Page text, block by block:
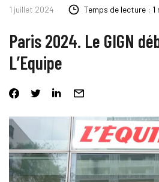
1 juillet 2024 Temps de lecture : 1
Paris 2024. Le GIGN
L’Equipe